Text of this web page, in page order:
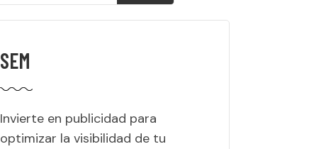
SEM
Invierte en publicidad para
optimizar la visibilidad de tu